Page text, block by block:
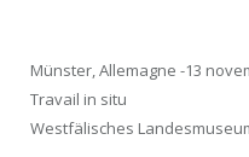
Münster, Allemagne -13
Travail in situ
Westfälisches